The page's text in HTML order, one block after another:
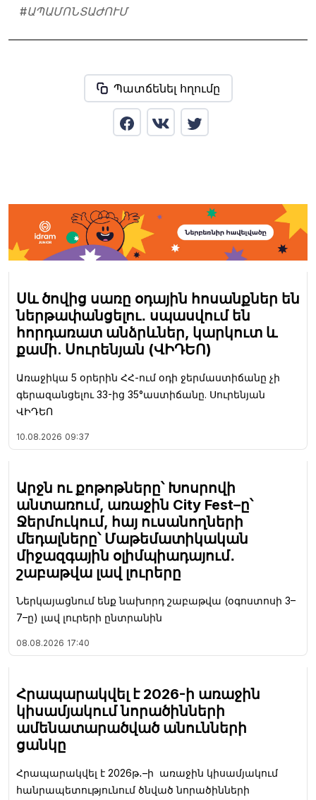
#ԱՊԱՄՈՆՏԱԺՈՒՄ
Պատճենել հղումը
Սև ծովից սառը օդային հոսանքներ են
ներթափանցելու․ սպասվում են
հորդառատ անձրևներ, կարկուտ և
քամի. Սուրենյան (ՎԻԴԵՈ)
Առաջիկա 5 օրերին ՀՀ-ում օդի ջերմաստիճանը չի
գերազանցելու 33-ից 35°աստիճանը. Սուրենյան
ՎԻԴԵՈ
10.08.2026 09:37
Արջն ու քոթոթները՝ Խոսրովի
անտառում, առաջին City Fest–ը՝
Ջերմուկում, հայ ուսանողների
մեդալները՝ Մաթեմատիկական
միջազգային օլիմպիադայում․
շաբաթվա լավ լուրերը
Ներկայացնում ենք նախորդ շաբաթվա (օգոստոսի 3–
7–ը) լավ լուրերի ընտրանին
08.08.2026 17:40
Հրապարակվել է 2026-ի առաջին
կիսամյակում նորածինների
ամենատարածված անունների
ցանկը
Հրապարակվել է 2026թ․–ի առաջին կիսամյակում
հանրապետությունում ծնված նորածինների